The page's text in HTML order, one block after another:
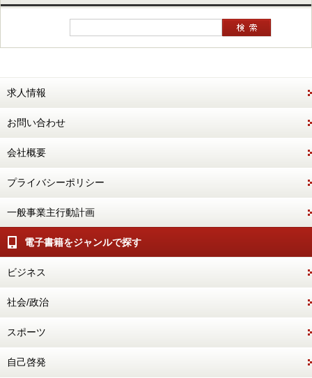
求人情報
お問い合わせ
会社概要
プライバシーポリシー
一般事業主行動計画
電子書籍をジャンルで探す
ビジネス
社会/政治
スポーツ
自己啓発